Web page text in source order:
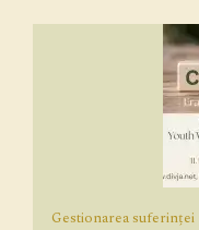
Gestionarea